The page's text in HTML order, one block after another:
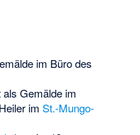
im Büro des
Gemälde im
imSt.-Mungo-